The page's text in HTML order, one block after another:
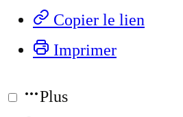
Copier le lien
Imprimer
Plus